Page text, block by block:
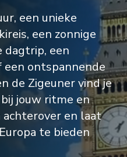
een unieke
een zonnige
dagtrip, een
ontspannende
de Zigeuner vind je
jouw ritme en
en laat
te bieden